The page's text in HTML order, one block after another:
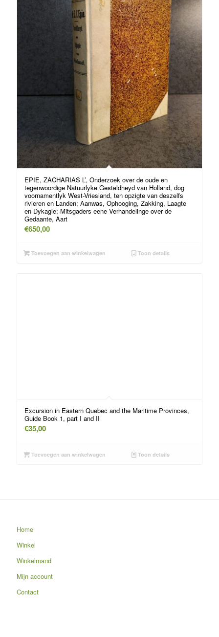
EPIE, ZACHARIAS L’, Onderzoek over de oude en
tegenwoordige Natuurlyke Gesteldheyd van Holland, dog
voornamentlyk West-Vriesland, ten opzigte van deszelfs
rivieren en Landen; Aanwas, Ophooging, Zakking, Laagte
en Dykagie; Mitsgaders eene Verhandelinge over de
Gedaante, Aart
€650,00
Toevoegen aan winkelwagen Toon details
Excursion in Eastern Quebec and the Maritime Provinces,
Guide Book 1, part I and II
€35,00
Toevoegen aan winkelwagen Toon details
Home
Winkel
Winkelmand
Mijn account
Contact